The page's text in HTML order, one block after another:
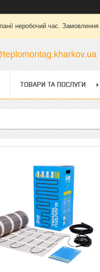
неробочий час.
ТОВАРИ ТА ПОСЛУГИ